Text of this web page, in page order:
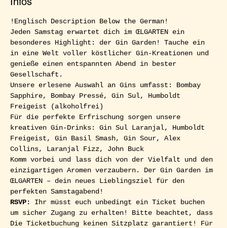
!Englisch Description Below the German!
Jeden Samstag erwartet dich im ŒLGARTEN ein
besonderes Highlight: der Gin Garden! Tauche ein
in eine Welt voller köstlicher Gin-Kreationen und
genieße einen entspannten Abend in bester
Gesellschaft.
Unsere erlesene Auswahl an Gins umfasst: Bombay
Sapphire, Bombay Pressé, Gin Sul, Humboldt
Freigeist (alkoholfrei)
Für die perfekte Erfrischung sorgen unsere
kreativen Gin-Drinks: Gin Sul Laranjal, Humboldt
Freigeist, Gin Basil Smash, Gin Sour, Alex
Collins, Laranjal Fizz, John Buck
Komm vorbei und lass dich von der Vielfalt und den
einzigartigen Aromen verzaubern. Der Gin Garden im
ŒLGARTEN – dein neues Lieblingsziel für den
perfekten Samstagabend!
RSVP: Ihr müsst euch unbedingt ein Ticket buchen
um sicher Zugang zu erhalten! Bitte beachtet, dass
Die Ticketbuchung keinen Sitzplatz garantiert! Für